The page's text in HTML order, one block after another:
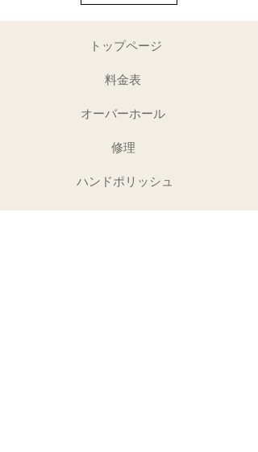
トップページ
料金表
オーバーホール
修理
ハンドポリッシュ